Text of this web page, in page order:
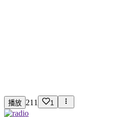
播放 211 1